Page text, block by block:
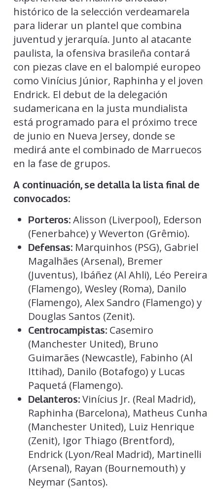
histórico de la selección verdeamarela
para liderar un plantel que combina
juventud y jerarquía. Junto al atacante
paulista, la ofensiva brasileña contará
con piezas clave en el balompié europeo
como Vinícius Júnior, Raphinha y el joven
Endrick. El debut de la delegación
sudamericana en la justa mundialista
está programado para el próximo trece
de junio en Nueva Jersey, donde se
medirá ante el combinado de Marruecos
en la fase de grupos.
A continuación, se detalla la lista final de
convocados:
Porteros:Alisson (Liverpool), Ederson
(Fenerbahce) y Weverton (Grêmio).
Defensas:Marquinhos (PSG), Gabriel
Magalhães (Arsenal), Bremer
(Juventus), Ibáñez (Al Ahli), Léo Pereira
(Flamengo), Wesley (Roma), Danilo
(Flamengo), Alex Sandro (Flamengo) y
Douglas Santos (Zenit).
Centrocampistas:Casemiro
(Manchester United), Bruno
Guimarães (Newcastle), Fabinho (Al
Ittihad), Danilo (Botafogo) y Lucas
Paquetá (Flamengo).
Delanteros:Vinícius Jr. (Real Madrid),
Raphinha (Barcelona), Matheus Cunha
(Manchester United), Luiz Henrique
(Zenit), Igor Thiago (Brentford),
Endrick (Lyon/Real Madrid), Martinelli
(Arsenal), Rayan (Bournemouth) y
Neymar (Santos).